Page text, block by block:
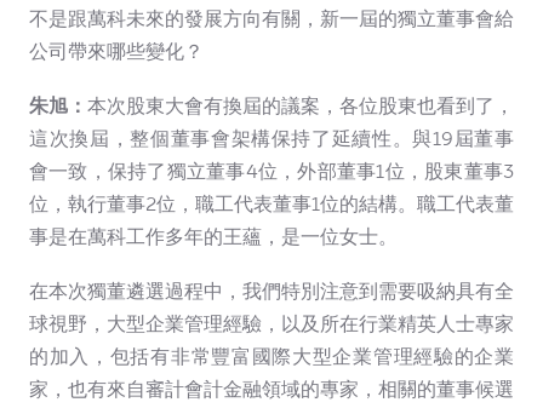
不是跟萬科未來的發展方向有關，新一屆的獨立董事會給
公司帶來哪些變化？
朱旭： 本次股東大會有換屆的議案，各位股東也看到了，
這次換屆，整個董事會架構保持了延續性。與19屆董事
會一致，保持了獨立董事4位，外部董事1位，股東董事3
位，執行董事2位，職工代表董事1位的結構。職工代表董
事是在萬科工作多年的王蘊，是一位女士。
在本次獨董遴選過程中，我們特別注意到需要吸納具有全
球視野，大型企業管理經驗，以及所在行業精英人士專家
的加入，包括有非常豐富國際大型企業管理經驗的企業
家，也有來自審計會計金融領域的專家，相關的董事候選